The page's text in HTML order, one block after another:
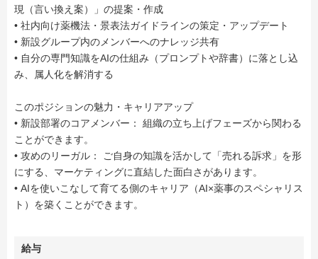
現（言い換え案）」の提案・作成
• 社内向け薬機法・景表法ガイドラインの策定・アップデート
• 新設グループ内のメンバーへのナレッジ共有
• 自分の専門知識をAIの仕組み（プロンプトや辞書）に落とし込
み、属人化を解消する
このポジションの魅力・キャリアアップ
• 新設部署のコアメンバー： 組織の立ち上げフェーズから関わる
ことができます。
• 攻めのリーガル： ご自身の知識を活かして「売れる訴求」を形
にする、マーケティングに直結した面白さがあります。
• AIを使いこなして育てる側のキャリア（AI×薬事のスペシャリス
ト）を築くことができます。
給与